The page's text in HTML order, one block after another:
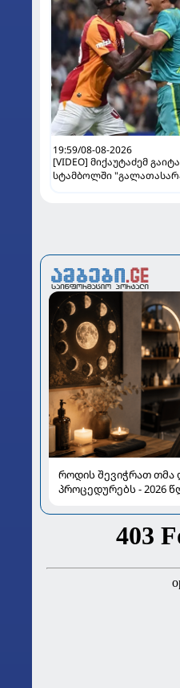
19:59/08-08-2026
[VIDEO] მიქაუტაძემ
სტამბოლში
როდის შევიჭრათ თმა
პროცედურებს - 2026